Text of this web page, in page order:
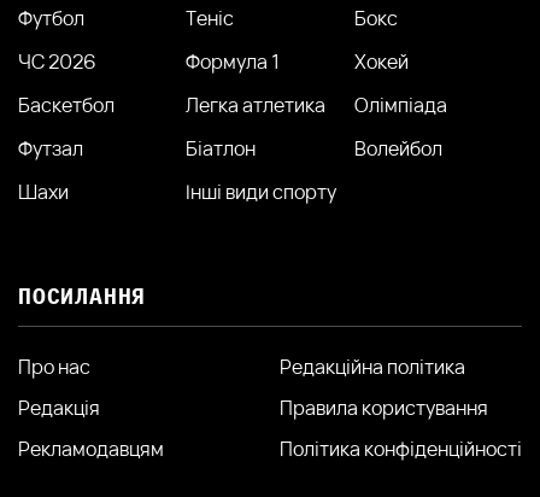
Футбол Теніс
Бокс
ЧС 2026
Формула 1
Хокей
Баскетбол
Легка атлетика
Олімпіада
Футзал
Біатлон
Волейбол
Шахи
Інші види спорту
ПОСИЛАННЯ
Про нас
Редакція
Рекламодавцям
Редакційна політика
Правила користування
Політика конфіденційності